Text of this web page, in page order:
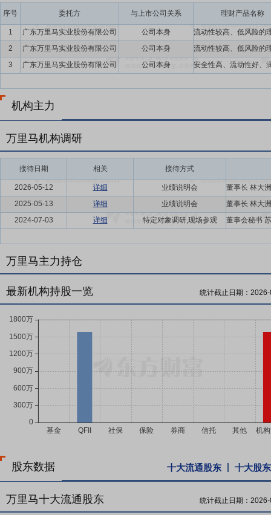
序号 委托方 与上市公司关系 理财产品名称
1 广东万里马实业股份有限公司
公司本身
2
广东万里马实业股份有限公司
公司本身
3
广东万里马实业股份有限公司 公司本身
机构主力
万里马机构调研
接待日期 相关 接待方式
2026-05-12 详细
业绩说明会
2025-05-13
详细
业绩说明会
2024-07-03
详细 特定对象调研,现场参观
万里马主力持仓
最新机构持股一览 统计截止日期：
股东数据 十大流通股东 十大股东
万里马十大流通股东 统计截止日期：